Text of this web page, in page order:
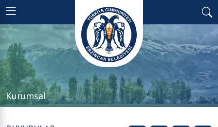
Kurumsal